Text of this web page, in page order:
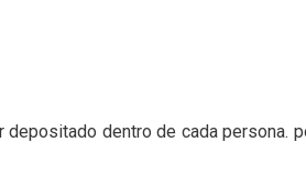
dentro de cada persona.